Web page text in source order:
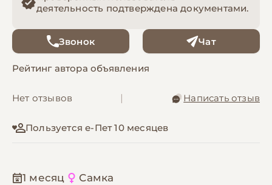
деятельность подтверждена документами.
Звонок Чат
Рейтинг автора объявления
Нет отзывов Написать отзыв
Пользуется е-Пет 10 месяцев
1 месяц Самка